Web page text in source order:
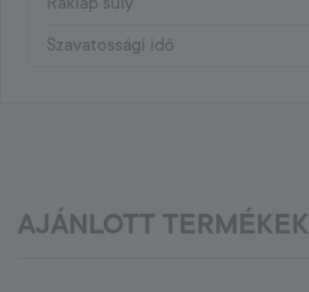
Szavatossági idő
AJÁNLOTT TERMÉKEK